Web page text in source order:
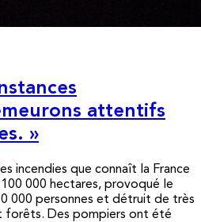
attentifs
»
incendies que connaît la France
000 hectares, provoqué le
000 personnes et détruit de très
forêts. Des pompiers ont été